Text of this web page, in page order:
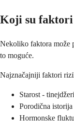
Koji su faktori
Nekoliko faktora može
to moguće.
Najznačajniji faktori
Starost -
Porodična
Hormonske